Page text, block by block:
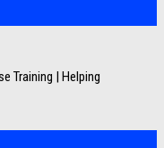
Training | Helping